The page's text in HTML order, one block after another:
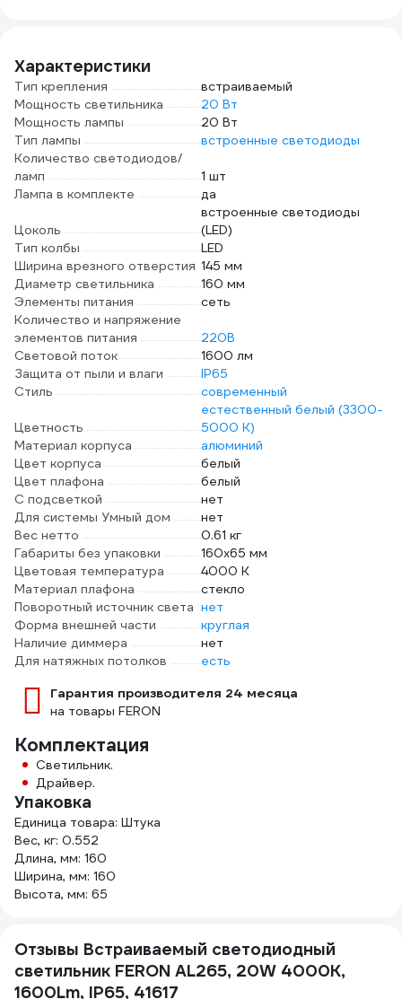
Характеристики
Тип крепления
встраиваемый
Мощность светильника
20 Вт
Мощность лампы
20 Вт
Тип лампы
встроенные светодиоды
Количество светодиодов/
ламп
1 шт
Лампа в комплекте
да
Цоколь
встроенные светодиоды
(LED)
Тип колбы
LED
Ширина врезного отверстия 145 мм
Диаметр светильника
160 мм
Элементы питания
сеть
Количество и напряжение
элементов питания
220В
Световой поток
1600 лм
Защита от пыли и влаги
IP65
Стиль
современный
Цветность
естественный белый (3300-
5000 К)
Материал корпуса
алюминий
Цвет корпуса
белый
Цвет плафона
белый
С подсветкой
нет
Для системы Умный дом
нет
Вес нетто
0.61 кг
Габариты без упаковки
160х65 мм
Цветовая температура
4000 К
Материал плафона
стекло
Поворотный источник света нет
Форма внешней части
круглая
Наличие диммера
нет
Для натяжных потолков
есть
Гарантия производителя 24 месяца
на товары FERON
Комплектация
Светильник.
Драйвер.
Упаковка
Единица товара: Штука
Вес, кг: 0.552
Длина, мм: 160
Ширина, мм: 160
Высота, мм: 65
Отзывы Встраиваемый светодиодный
светильник FERON AL265, 20W 4000К,
1600Lm, IP65, 41617